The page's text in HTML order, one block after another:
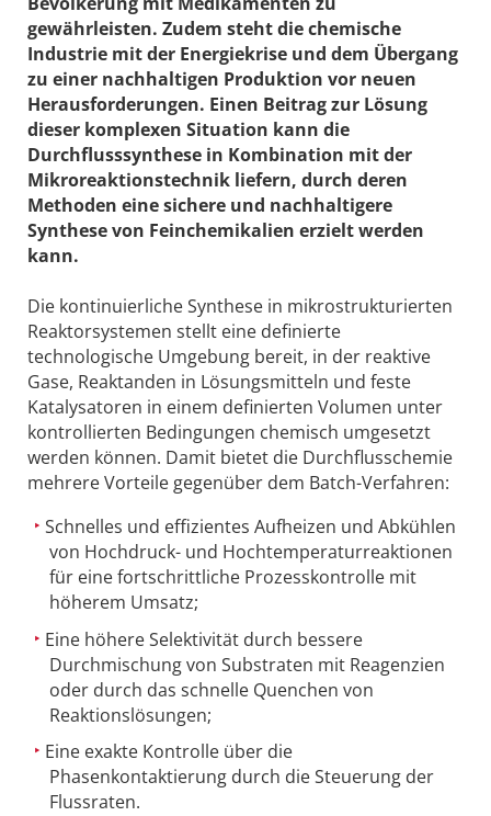
gewährleisten. Zudem steht die chemische
Industrie mit der Energiekrise und dem Übergang
zu einer nachhaltigen Produktion vor neuen
Herausforderungen. Einen Beitrag zur Lösung
dieser komplexen Situation kann die
Durchflusssynthese in Kombination mit der
Mikroreaktionstechnik liefern, durch deren
Methoden eine sichere und nachhaltigere
Synthese von Feinchemikalien erzielt werden
kann.
Die kontinuierliche Synthese in mikrostrukturierten
Reaktorsystemen stellt eine definierte
technologische Umgebung bereit, in der reaktive
Gase, Reaktanden in Lösungsmitteln und feste
Katalysatoren in einem definierten Volumen unter
kontrollierten Bedingungen chemisch umgesetzt
werden können. Damit bietet die Durchflusschemie
mehrere Vorteile gegenüber dem Batch-Verfahren:
Schnelles und effizientes Aufheizen und Abkühlen
von Hochdruck- und Hochtemperaturreaktionen
für eine fortschrittliche Prozesskontrolle mit
höherem Umsatz;
Eine höhere Selektivität durch bessere
Durchmischung von Substraten mit Reagenzien
oder durch das schnelle Quenchen von
Reaktionslösungen;
Eine exakte Kontrolle über die
Phasenkontaktierung durch die Steuerung der
Flussraten.